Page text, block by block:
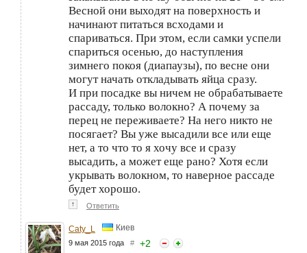
Весной они выходят на поверхность и
начинают питаться всходами и
спариваться. При этом, если самки успели
спариться осенью, до наступления
зимнего покоя (диапаузы), по весне они
могут начать откладывать яйца сразу.
И при посадке вы ничем не обрабатываете
рассаду, только волокно? А почему за
перец не переживаете? На него никто не
посягает? Вы уже высадили все или еще
нет, а то что то я хочу все и сразу
высадить, а может еще рано? Хотя если
укрывать волокном, то наверное рассаде
будет хорошо.
↑ Ответить
Caty_L Киев
9 мая 2015 года # +2